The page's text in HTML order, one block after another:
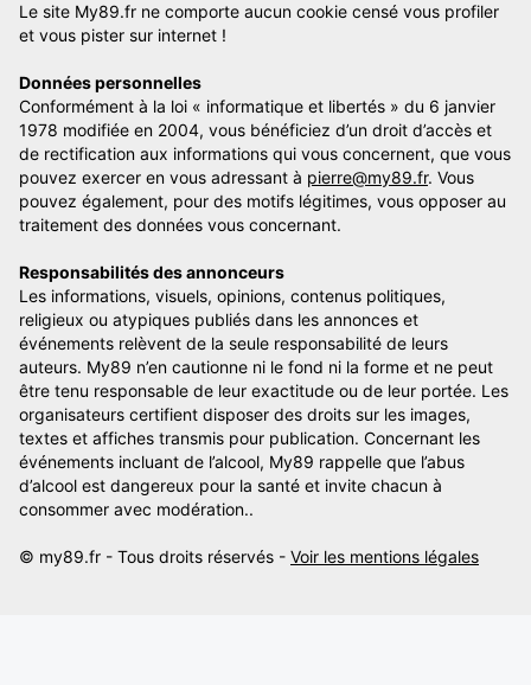
Le site My89.fr ne comporte aucun cookie censé vous profiler
et vous pister sur internet !
Données personnelles
Conformément à la loi « informatique et libertés » du 6 janvier
1978 modifiée en 2004, vous bénéficiez d’un droit d’accès et
de rectification aux informations qui vous concernent, que vous
pouvez exercer en vous adressant à pierre@my89.fr. Vous
pouvez également, pour des motifs légitimes, vous opposer au
traitement des données vous concernant.
Responsabilités des annonceurs
Les informations, visuels, opinions, contenus politiques,
religieux ou atypiques publiés dans les annonces et
événements relèvent de la seule responsabilité de leurs
auteurs. My89 n’en cautionne ni le fond ni la forme et ne peut
être tenu responsable de leur exactitude ou de leur portée. Les
organisateurs certifient disposer des droits sur les images,
textes et affiches transmis pour publication. Concernant les
événements incluant de l’alcool, My89 rappelle que l’abus
d’alcool est dangereux pour la santé et invite chacun à
consommer avec modération..
© my89.fr - Tous droits réservés - Voir les mentions légales